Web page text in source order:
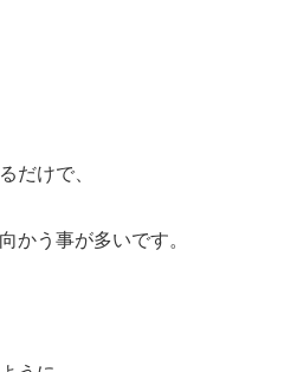
だけで、
かう事が多いです。